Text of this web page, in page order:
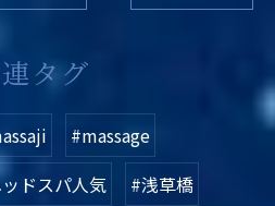
タグ
#massage
ドスパ人気
#浅草橋